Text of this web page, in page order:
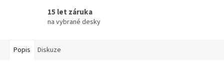
15 let záruka
na vybrané desky
Popis Diskuze